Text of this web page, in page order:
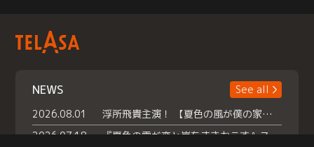
NEWS
See all
2026.08.01
浮所飛貴主演！ 【夏色の風が僕の家にやってきた】 本日よりテラサで独占配信スタート！
2026.07.18
『夏色の雲が恋と嵐をまきおこす』スペシャルメイキング 【Part1】2026年７月18日（土）23時30分～配信スタート！話題のシーンの裏側を大公開！豪華キャスト大集合！ 『武宮家 真夏の家族会議』開催！